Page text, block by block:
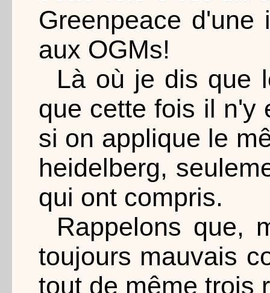
Greenpeace d'une
aux OGMs!
Là où je dis que
que cette fois il n'y
si on applique le
heidelberg,
qui ont compris.
Rappelons que,
toujours mauvais
tout de même trois